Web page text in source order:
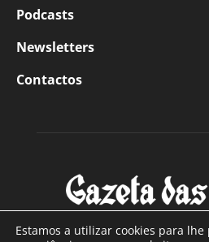
Podcasts
Newsletters
Contactos
Estamos a utilizar cookies para